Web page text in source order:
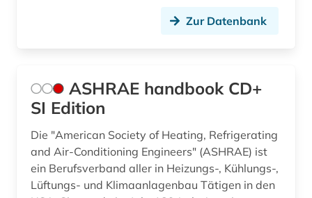
landtechnik (1)
laser (1)
Zur Datenbank
ASHRAE handbook CD+
SI Edition
Die "American Society of Heating, Refrigerating
and Air-Conditioning Engineers" (ASHRAE) ist
ein Berufsverband aller in Heizungs-, Kühlungs-,
Lüftungs- und Klimaanlagenbau Tätigen in den